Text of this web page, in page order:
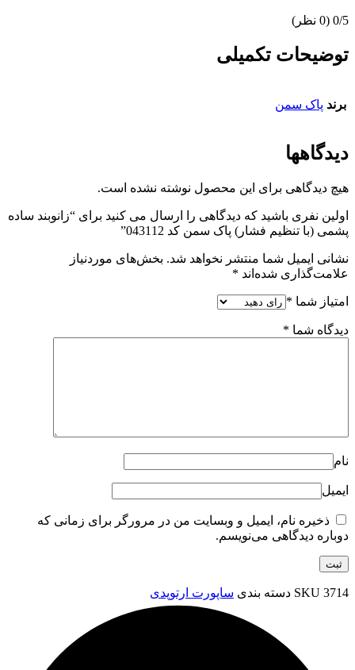
‫0/5 ‫(0 نظر)
توضیحات تکمیلی
برند پاک سمن
دیدگاهها
هیچ دیدگاهی برای این محصول نوشته نشده است.
اولین نفری باشید که دیدگاهی را ارسال می کنید برای “زانوبند ساده
پشمی (با تنظيم فشار) پاک سمن کد 043112”
نشانی ایمیل شما منتشر نخواهد شد. بخش‌های موردنیاز
علامت‌گذاری شده‌اند *
امتیاز شما *
دیدگاه شما *
نام
ایمیل
ذخیره نام، ایمیل و وبسایت من در مرورگر برای زمانی که
دوباره دیدگاهی می‌نویسم.
SKU 3714 دسته بندی ساپورت ارتوپدی